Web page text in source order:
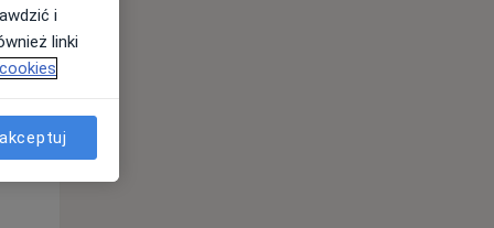
Pon,
10 Sie
i
linki